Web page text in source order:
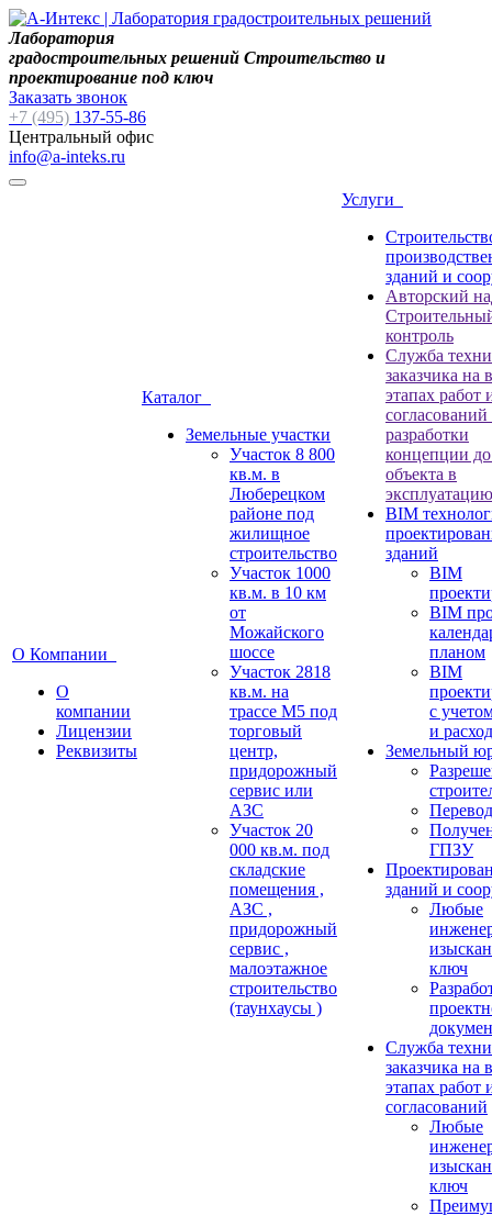
Лаборатория
градостроительных решений Строительство и
проектирование под ключ
Заказать звонок
+7 (495) 137-55-86
Центральный офис
info@a-inteks.ru
О Компании
О
компании
Лицензии
Реквизиты
Каталог
Земельные участки
Участок 8 800
кв.м. в
Люберецком
районе под
жилищное
строительство
Участок 1000
кв.м. в 10 км
от
Можайского
шоссе
Участок 2818
кв.м. на
трассе М5 под
торговый
центр,
придорожный
сервис или
АЗС
Участок 20
000 кв.м. под
складские
помещения ,
АЗС ,
придорожный
сервис ,
малоэтажное
строительство
(таунхаусы )
Услуги
зданий и
Авторский
контроль
Служба
заказчика на
этапах работ
согласований
разработки
концепции
объекта в
эксплуатацию
BIM
зданий
BIM
BIM
планом
BIM
c
и
Земельный
ГПЗУ
зданий и
Любые
ключ
Служба
заказчика на
этапах работ
согласований
Любые
ключ